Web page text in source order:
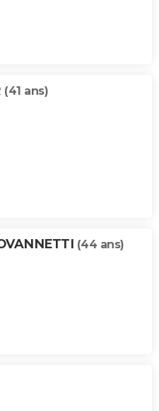
(41 ans)
(44 ans)